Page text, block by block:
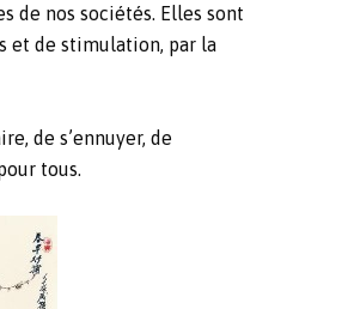
de nos sociétés. Elles sont
et de stimulation, par la
de s’ennuyer, de
tous.